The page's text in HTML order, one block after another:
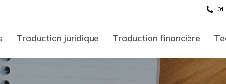
Traduction juridique Traduction financière